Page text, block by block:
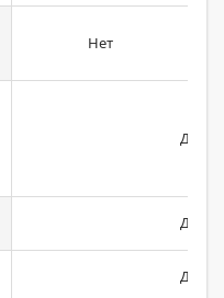
Нет
Да
Да
Да